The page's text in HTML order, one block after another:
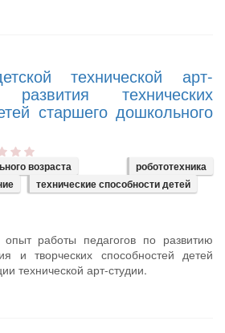
технической арт-
технических
старшего дошкольного
возраста
робототехника
технические способности детей
опыт работы педагогов по развитию
и творческих способностей детей
технической арт-студии.